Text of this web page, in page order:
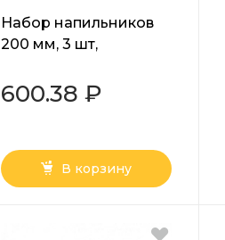
Набор напильников
200 мм, 3 шт,
рукоятка Барс
600.38 ₽
В корзину